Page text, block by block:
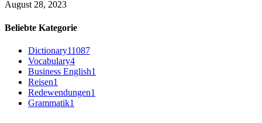
August 28, 2023
Beliebte Kategorie
Dictionary11087
Vocabulary4
Business English1
Reisen1
Redewendungen1
Grammatik1